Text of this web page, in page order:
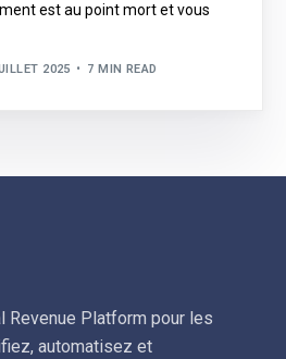
est au point mort et vous
2025 7 MIN READ
Revenue Platform pour les
automatisez et